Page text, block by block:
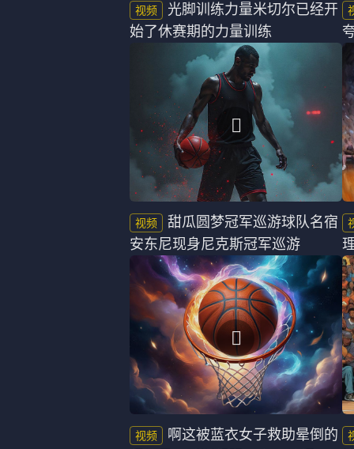
光脚训练力量米切尔已经开
始了休赛期的力量训练
甜瓜圆梦冠军巡游球队名宿
安东尼现身尼克斯冠军巡游
啊这被蓝衣女子救助晕倒的